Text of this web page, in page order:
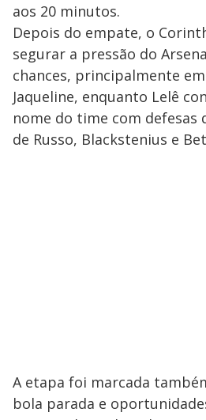
aos 20 minutos.
Depois do empate, o
segurar a pressão do
chances, principalmente
Jaqueline, enquanto Lelê
nome do time com defesas
de Russo, Blackstenius e
A etapa foi marcada
bola parada e